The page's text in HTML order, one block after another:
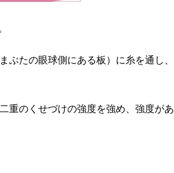
ぶたの眼球側にある板）に糸を通し、
重のくせづけの強度を強め、強度があ